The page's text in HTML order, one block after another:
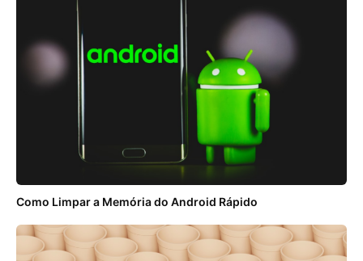
Como Limpar a Memória do Android Rápido